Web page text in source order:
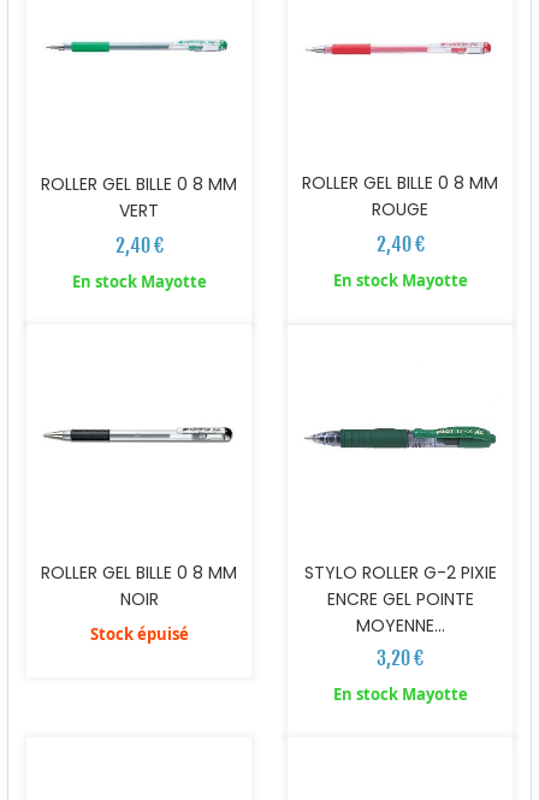
ROLLER GEL BILLE 0 8 MM
VERT
2,40 €
En stock Mayotte
ROLLER GEL BILLE 0 8 MM
ROUGE
2,40 €
En stock Mayotte
ROLLER GEL BILLE 0 8 MM
NOIR
Stock épuisé
STYLO ROLLER G-2 PIXIE
ENCRE GEL POINTE
MOYENNE...
3,20 €
En stock Mayotte